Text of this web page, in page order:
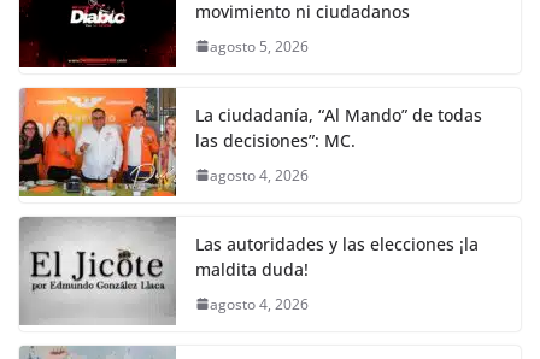
k
movimiento ni ciudadanos
agosto 5, 2026
La ciudadanía, “Al Mando” de todas
las decisiones”: MC.
agosto 4, 2026
Las autoridades y las elecciones ¡la
maldita duda!
agosto 4, 2026